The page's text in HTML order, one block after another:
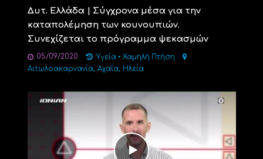
Δυτ. Ελλάδα | Σύγχρονα μέσα για την
καταπολέμηση των κουνουπιών.
Συνεχίζεται το πρόγραμμα ψεκασμών
05/09/2020 Υγεία • Χαμηλή Πτήση
Αιτωλοακαρνανία, Αχαΐα, Ηλεία